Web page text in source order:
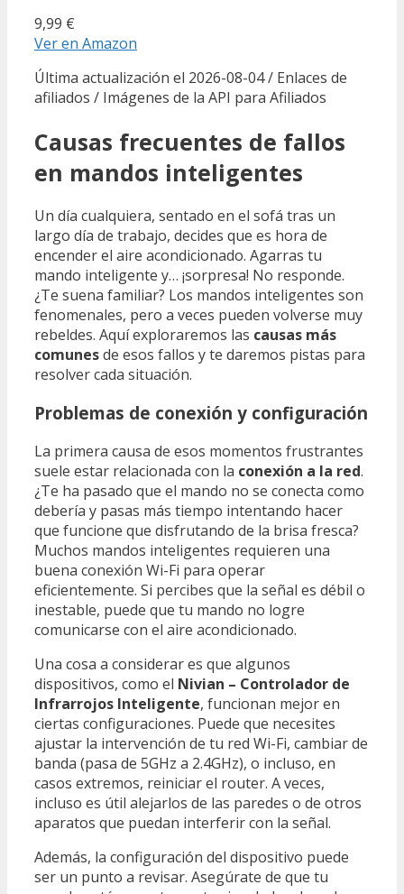
9,99 €
Ver en Amazon
Última actualización el 2026-08-04 / Enlaces de
afiliados / Imágenes de la API para Afiliados
Causas frecuentes de fallos
en mandos inteligentes
Un día cualquiera, sentado en el sofá tras un
largo día de trabajo, decides que es hora de
encender el aire acondicionado. Agarras tu
mando inteligente y… ¡sorpresa! No responde.
¿Te suena familiar? Los mandos inteligentes son
fenomenales, pero a veces pueden volverse muy
rebeldes. Aquí exploraremos las causas más
comunesde esos fallos y te daremos pistas para
resolver cada situación.
Problemas de conexión y configuración
La primera causa de esos momentos frustrantes
suele estar relacionada con la conexión a la red.
¿Te ha pasado que el mando no se conecta como
debería y pasas más tiempo intentando hacer
que funcione que disfrutando de la brisa fresca?
Muchos mandos inteligentes requieren una
buena conexión Wi-Fi para operar
eficientemente. Si percibes que la señal es débil o
inestable, puede que tu mando no logre
comunicarse con el aire acondicionado.
Una cosa a considerar es que algunos
dispositivos, como el Nivian – Controlador de
Infrarrojos Inteligente, funcionan mejor en
ciertas configuraciones. Puede que necesites
ajustar la intervención de tu red Wi-Fi, cambiar de
banda (pasa de 5GHz a 2.4GHz), o incluso, en
casos extremos, reiniciar el router. A veces,
incluso es útil alejarlos de las paredes o de otros
aparatos que puedan interferir con la señal.
Además, la configuración del dispositivo puede
ser un punto a revisar. Asegúrate de que tu